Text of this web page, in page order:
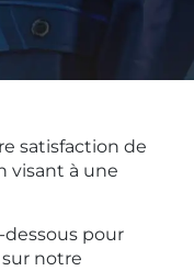
satisfaction de
visant à une
dessous pour
notre